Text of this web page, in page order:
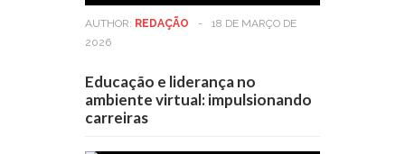
AUTHOR: REDAÇÃO -
18 DE MARÇO DE
2026
Educação e liderança no
ambiente virtual: impulsionando
carreiras